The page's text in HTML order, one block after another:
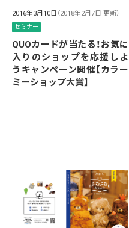
2016年3月10日 （2018年2月7日 更新）
セミナー
QUOカードが当たる！お気に
入りのショップを応援しよ
うキャンペーン開催【カラー
ミーショップ大賞】